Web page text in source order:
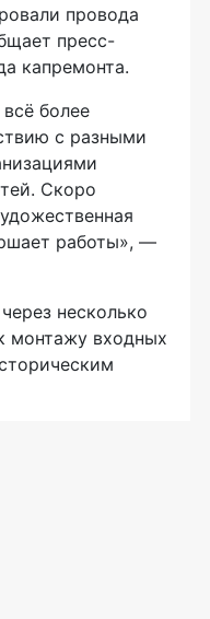
провода
пресс-
капремонта.
более
с разными
Скоро
работы», —
несколько
монтажу входных